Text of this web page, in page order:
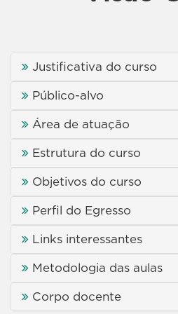
Justificativa do curso
Público-alvo
Área de atuação
Estrutura do curso
Objetivos do curso
Perfil do Egresso
Links interessantes
Metodologia das aulas
Corpo docente